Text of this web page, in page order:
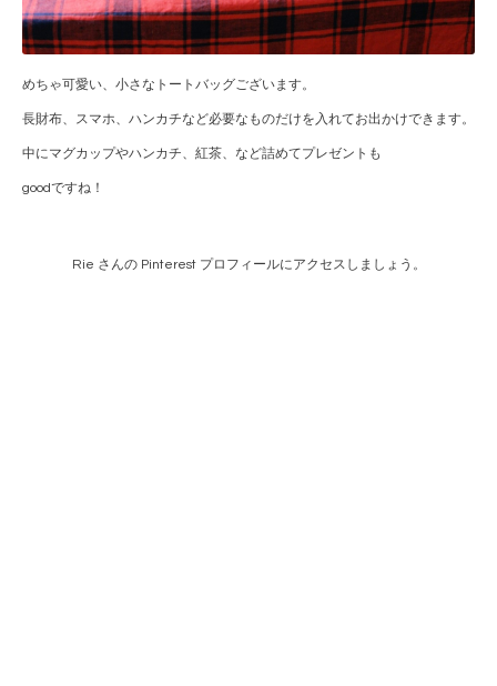
めちゃ可愛い、小さなトートバッグございます。
長財布、スマホ、ハンカチなど必要なものだけを入れてお出かけできます。
中にマグカップやハンカチ、紅茶、など詰めてプレゼントも
goodですね！
Rie さんの Pinterest プロフィールにアクセスしましょう。